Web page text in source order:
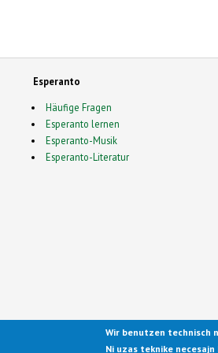
Esperanto
Häufige Fragen
Esperanto lernen
Esperanto-Musik
Esperanto-Literatur
Wir benutzen technisch
Ni uzas teknike necesajn